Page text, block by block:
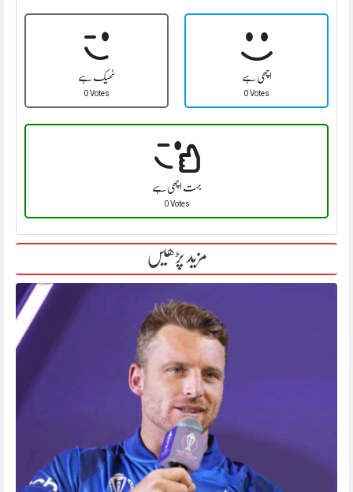
ٹھیک ہے
0 Votes
اچھی ہے
0 Votes
بہت اچھی ہے
0 Votes
مزید پڑھیں